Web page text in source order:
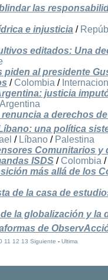
las
e injusticia /
editados: Una
al presidente
/ Colombia /
justicia
Argentina
a derechos
una política
/ Líbano / Palestina
Comunitarios y
ISDS / Colombia /
más allá de los
de la casa de
la globalización y la
de
11 12 13 Siguiente -Ultima